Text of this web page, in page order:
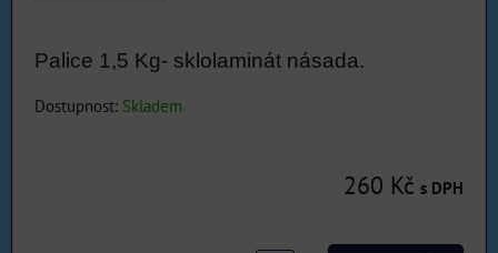
Palice 1,5 Kg- sklolaminát násada.
Dostupnost: Skladem
260 Kč s DPH